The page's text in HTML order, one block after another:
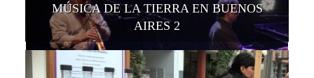
MÚSICA DE LA TIERRA EN BUENOS
AIRES 2